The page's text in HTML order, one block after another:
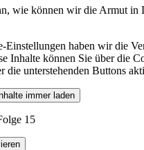
wie können wir die Armut in
Einstellungen haben wir die
Inhalte können Sie über die
die unterstehenden Buttons
immer laden
15